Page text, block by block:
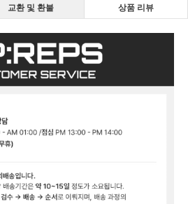
교환 및 환불 상품 리뷰